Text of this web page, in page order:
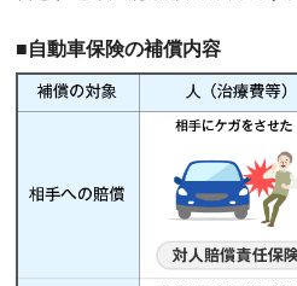
■自動車保険の補償内容